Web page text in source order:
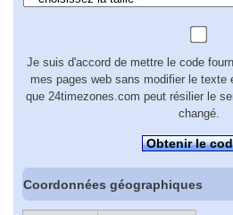
Je suis d'accord de mettre le code
mes pages web sans modifier le texte
que 24timezones.com peut résilier le
changé.
Obtenir le
Coordonnées géographiques